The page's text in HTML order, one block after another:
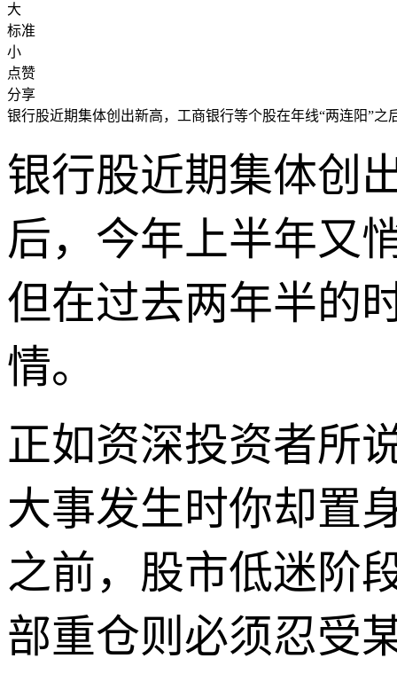
大
标准
小
点赞
分享
银行股近期集体创出新高，工商银行等个股在年线“两连阳”
银行股近期集体创
后，今年上半年又
但在过去两年半的
情。
正如资深投资者所
大事发生时你却置
之前，股市低迷阶
部重仓则必须忍受